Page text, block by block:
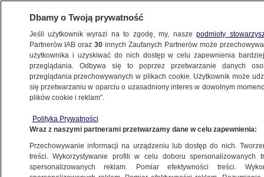
ŚWIAT
Przejęto 8 ton kokainy
14.06.2024, 05:20
Dbamy o Twoją prywatność
Jeśli użytkownik wyrazi na to zgodę, my, naszepodmioty
Partnerów IAB oraz30 innych Zaufanych Partnerów może
użytkownika i uzyskiwać do nich dostęp w celu zapewnienia
przeglądania. Odbywa się to poprzez przetwarzanie danych
przeglądania przechowywanych w plikach cookie. Użytkownik może
się przetwarzaniu w oparciu o uzasadniony interes w dowolnym
plików cookie i reklam”.
Polityka Prywatności
Wraz z naszymi partnerami przetwarzamy dane w celu zapewnienia:
Przechowywanie informacji na urządzeniu lub dostęp do nich.
treści. Wykorzystywanie profili w celu doboru spersonalizowanych
spersonalizowanych reklam. Pomiar efektywności treści.